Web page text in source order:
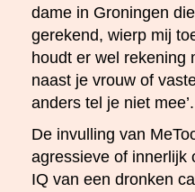
dame in Groningen
gerekend, wierp mij
houdt er wel rekening
naast je vrouw of
anders tel je niet
De invulling van
agressieve of innerlijk
IQ van een dronken